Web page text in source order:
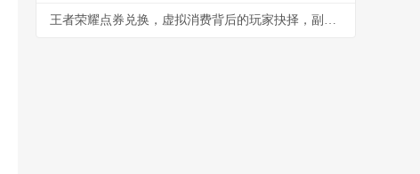
王者荣耀点券兑换，虚拟消费背后的玩家抉择，副标题：一场关于价值与欢愉的深思